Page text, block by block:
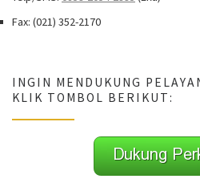
Fax: (021) 352-2170
INGIN MENDUKUNG
KLIK TOMBOL BERIKUT: